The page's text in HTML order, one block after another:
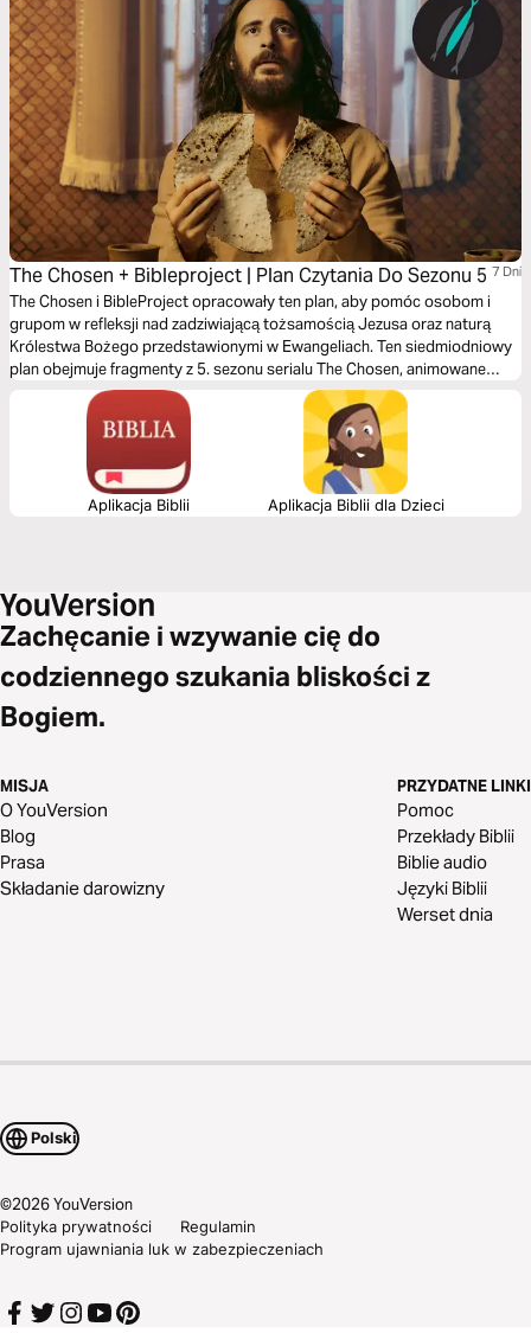
The Chosen + Bibleproject | Plan Czytania Do Sezonu 5 7 Dni
The Chosen i BibleProject opracowały ten plan, aby pomóc osobom i
grupom w refleksji nad zadziwiającą tożsamością Jezusa oraz naturą
Królestwa Bożego przedstawionymi w Ewangeliach. Ten siedmiodniowy
plan obejmuje fragmenty z 5. sezonu serialu The Chosen, animowane
nagrania BibleProject, podsumowania, pytania do refleksji oraz czytania z
Pism. Skorzystaj z tego planu, jeśli chcesz zgłębiać tematy takie jak
sprawiedliwość, modlitwa, status i śmierć w ostatnim tygodniu Jezusa w
Aplikacja Biblii Aplikacja Biblii dla Dzieci
Zachęcanie i wzywanie cię do
codziennego szukania bliskości z
Bogiem.
MISJA
O YouVersion
Blog
Prasa
Składanie darowizny
PRZYDATNE LINKI
Pomoc
Przekłady Biblii
Biblie audio
Języki Biblii
Werset dnia
Polski
©2026YouVersion
Polityka prywatności
Regulamin
Program ujawniania luk w zabezpieczeniach